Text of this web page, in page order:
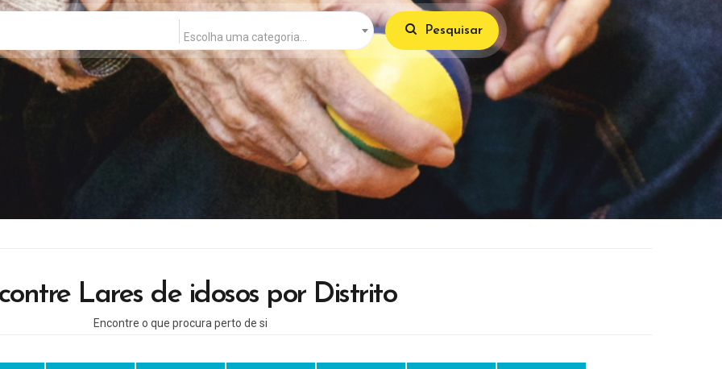
Escolha uma categoria… Pesquisar
Lares de idosos por Distrito
Encontre o que procura perto de si